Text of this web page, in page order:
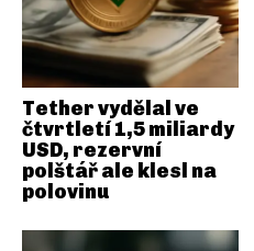
Tether vydělal ve
čtvrtletí 1,5 miliardy
USD, rezervní
polštář ale klesl na
polovinu